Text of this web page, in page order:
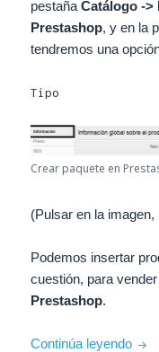
pestañaCatálogo -
Prestashop, y en la
tendremos una
Tipo
Crear paquete en
(Pulsar en la
Podemos insertar
cuestión, para
Prestashop.
Continúa leyendo